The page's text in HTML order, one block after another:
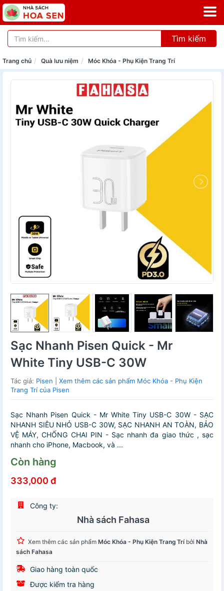
Tìm kiếm
Trang chủ Quà lưu niệm Móc Khóa - Phụ Kiện Trang Trí
Sạc Nhanh Pisen Quick - Mr
White Tiny USB-C 30W
Tác giả: Pisen
Xem thêm các sản phẩm Móc Khóa - Phụ Kiện
Trang Trí của Pisen
Sạc Nhanh Pisen Quick - Mr White Tiny USB-C 30W - SẠC
NHANH SIÊU NHỎ USB-C 30W, SẠC NHANH AN TOÀN, BẢO
VỆ MÁY, CHỐNG CHAI PIN - Sạc nhanh đa giao thức , sạc
nhanh cho iPhone, Macbook, và ...
Còn hàng
333,000 đ
Công ty:
Nhà sách Fahasa
Xem thêm các sản phẩm Móc Khóa - Phụ Kiện Trang Trí bởi Nhà
sách Fahasa
Giao hàng toàn quốc
Được kiểm tra hàng